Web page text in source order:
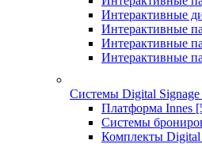
Интерактивные
Интерактивные
Интерактивные
Интерактивные
Системы Digital Signage
Платформа Innes
Системы
Комплекты Digital